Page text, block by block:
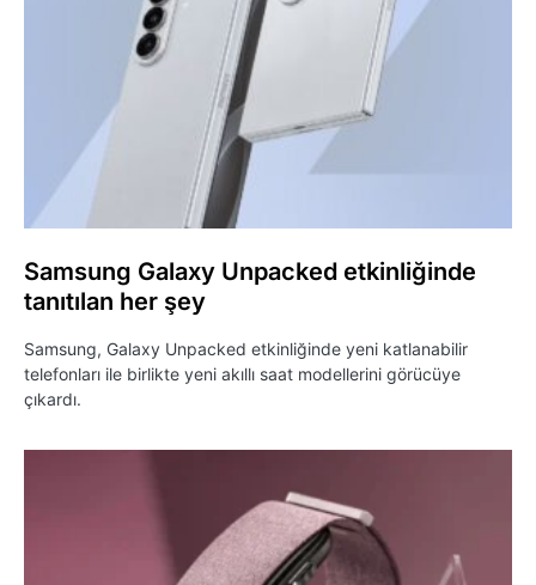
Samsung Galaxy Unpacked etkinliğinde
tanıtılan her şey
Samsung, Galaxy Unpacked etkinliğinde yeni katlanabilir
telefonları ile birlikte yeni akıllı saat modellerini görücüye
çıkardı.